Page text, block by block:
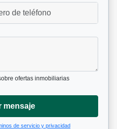
ofertas inmobiliarias
mensaje
de servicio y privacidad